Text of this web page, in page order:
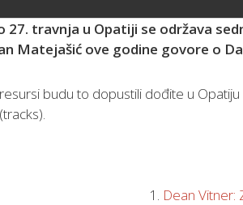
27. travnja u Opatiji se održava
Matejašić ove godine govore o
budu to dopustili dođite u
1. Dean Vitner: